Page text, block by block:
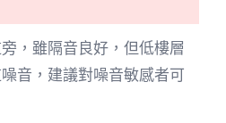
，雖隔音良好，但低樓層
音，建議對噪音敏感者可